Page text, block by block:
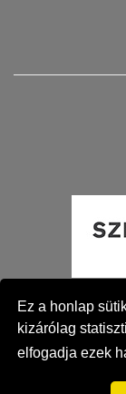
Ez a honlap
kizárólag
elfogadja ezek
©